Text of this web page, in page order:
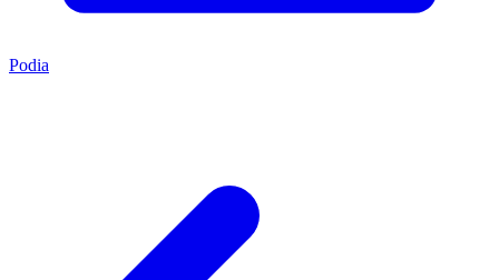
Podia